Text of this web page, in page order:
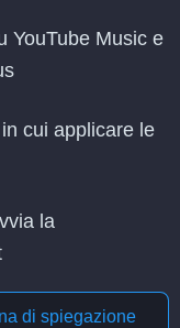
YouTube Music e
cui applicare le
la
di spiegazione